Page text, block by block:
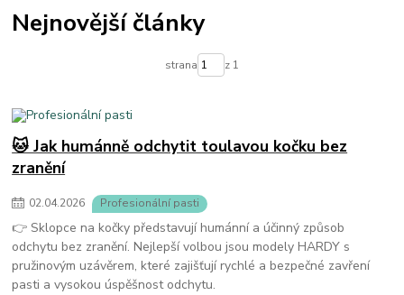
Nejnovější články
strana z 1
🐱 Jak humánně odchytit toulavou kočku bez
zranění
02.04.2026 Profesionální pasti
👉 Sklopce na kočky představují humánní a účinný způsob
odchytu bez zranění. Nejlepší volbou jsou modely HARDY s
pružinovým uzávěrem, které zajišťují rychlé a bezpečné zavření
pasti a vysokou úspěšnost odchytu.